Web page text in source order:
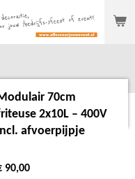
70cm
2x10L – 400V
afvoerpijpje
90,00